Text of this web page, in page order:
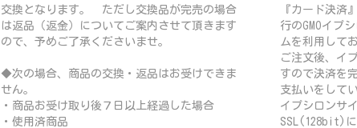
交換となります。 ただし交換品が完売の場合
は返品（返金）についてご案内させて頂きます
ので、予めご了承くださいませ。
◆次の場合、商品の交換・返品はお受けできま
せん。
・商品お受け取り後７日以上経過した場合
・使用済商品
『カード決済
行のGMOイプ
ムを利用して
ご注文後、イ
すので決済を
支払いをして
イプシロンサ
SSL(128bit)に